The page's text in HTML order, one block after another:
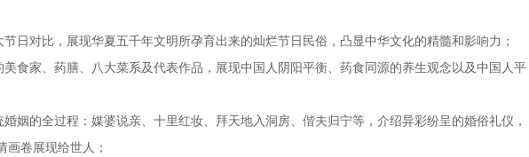
日对比，展现华夏五千年文明所孕育出来的灿烂节日民俗，凸显中华文化的精髓和影响力；
美食家、药膳、八大菜系及代表作品，展现中国人阴阳平衡、药食同源的养生观念以及中国人平
姻的全过程：媒婆说亲、十里红妆、拜天地入洞房、偕夫归宁等，介绍异彩纷呈的婚俗礼仪，
卷展现给世人；